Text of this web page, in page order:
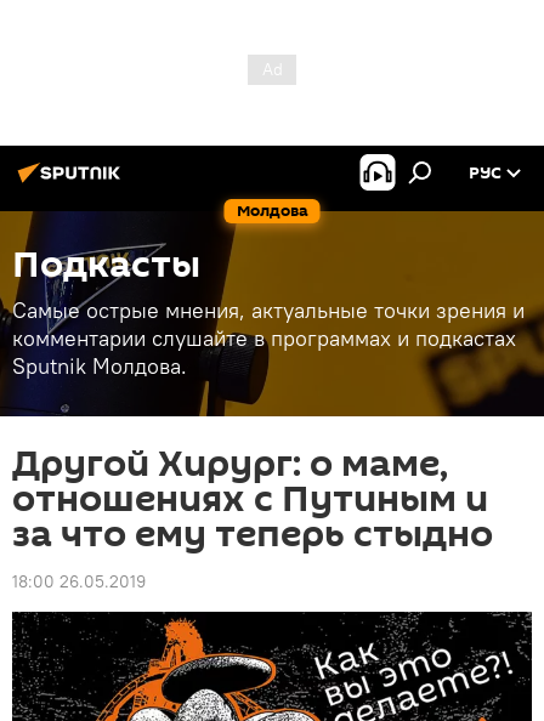
Молдова
РУС
Подкасты
Самые острые мнения, актуальные точки зрения и
комментарии слушайте в программах и подкастах
Sputnik Молдова.
Другой Хирург: о маме,
отношениях с Путиным и
за что ему теперь стыдно
18:00 26.05.2019